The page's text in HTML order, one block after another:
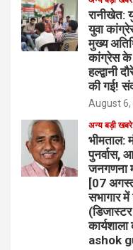
रानीखेत:
युवा
मुख्य
कांग्रेस के
हल्द्वानी
की गई!
August 6,
अन्य बड़ी खबरे
भीमताल:
पुनर्वास,
जनगणना
[07
सभागार
ashok